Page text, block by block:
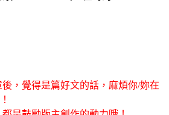
，覺得是篇好文的話，麻煩你/妳在